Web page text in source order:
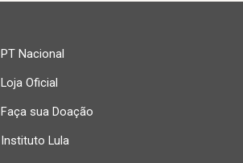
PT Nacional
Loja Oficial
Faça sua Doação
Instituto Lula